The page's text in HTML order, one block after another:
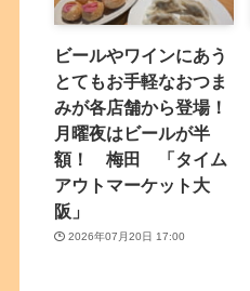
ビールやワインにあう
とてもお手軽なおつま
みが各店舗から登場！
月曜夜はビールが半
額！ 梅田 「タイム
アウトマーケット大
阪」
2026年07月20日 17:00